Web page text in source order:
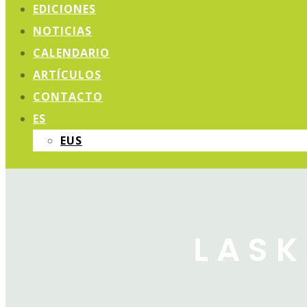
EDICIONES
NOTICIAS
CALENDARIO
ARTÍCULOS
CONTACTO
ES
EUS